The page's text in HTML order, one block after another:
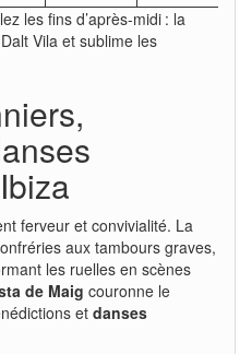
les fins d’après-midi : la
Vila et sublime les
ferveur et convivialité. La
aux tambours graves,
les ruelles en scènes
de Maig couronne le
et danses